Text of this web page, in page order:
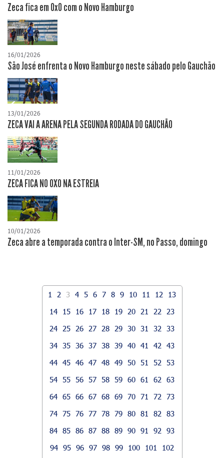
Zeca fica em 0x0 com o Novo Hamburgo
16/01/2026
São José enfrenta o Novo Hamburgo neste sábado pelo Gauchão
13/01/2026
ZECA VAI A ARENA PELA SEGUNDA RODADA DO GAUCHÃO
11/01/2026
ZECA FICA NO 0XO NA ESTREIA
10/01/2026
Zeca abre a temporada contra o Inter-SM, no Passo, domingo
1 2 3 4 5 6 7 8 9 10 11 12
13
14
15 16 17 18 19 20 21 22
23
24
25 26 27 28 29 30 31 32
33
34 35 36 37 38 39 40 41 42
43
44 45 46 47 48 49 50 51 52
53
54 55 56 57 58 59 60 61 62
63
64 65 66 67 68 69 70 71 72
73
74 75 76 77 78 79 80 81 82
83
84 85 86 87 88 89 90 91 92
93
94 95 96 97 98 99 100 101
102